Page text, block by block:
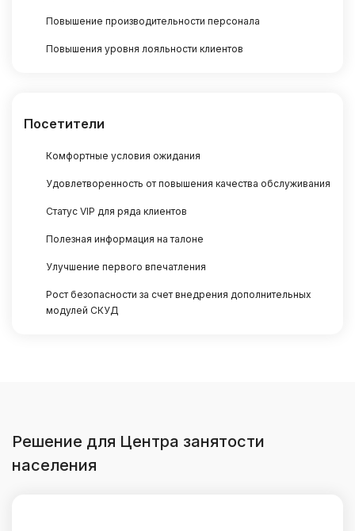
Повышение производительности персонала
Повышения уровня лояльности клиентов
Посетители
Комфортные условия ожидания
Удовлетворенность от повышения качества обслуживания
Статус VIP для ряда клиентов
Полезная информация на талоне
Улучшение первого впечатления
Рост безопасности за счет внедрения дополнительных
модулей СКУД
Решение для Центра занятости
населения